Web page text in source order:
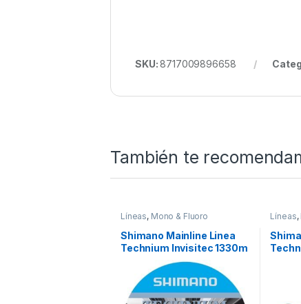
SKU:8717009896658
También te
Líneas, Mono & Fluoro
Shimano Mainline Linea
Technium Invisitec 1330m
0.285mm 7.7kg 16,90lb
Líneas,